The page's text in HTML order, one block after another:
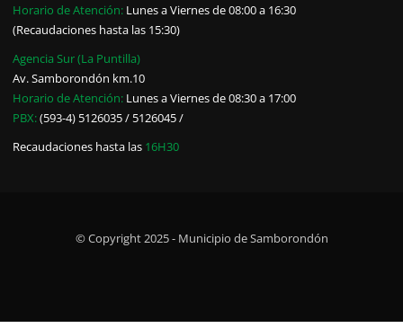
Horario de Atención: Lunes a Viernes de 08:00 a 16:30
(Recaudaciones hasta las 15:30)
Agencia Sur (La Puntilla)
Av. Samborondón km.10
Horario de Atención: Lunes a Viernes de 08:30 a 17:00
PBX:(593-4) 5126035 / 5126045 /
Recaudaciones hasta las 16H30
© Copyright 2025 - Municipio de Samborondón